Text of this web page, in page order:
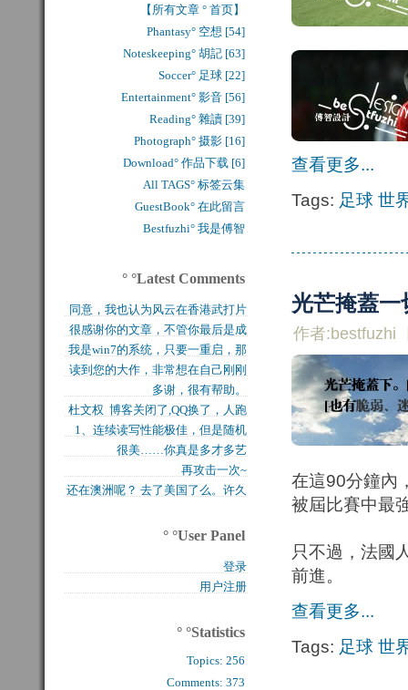
查看更多...
Tags: 足球 世
光芒掩蓋一
作者:bestfuzhi
在這90分鐘內
被屆比賽中最
只不過，法國
前進。
查看更多...
Tags: 足球 世
【所有文章 ° 首页】
Phantasy° 空想 [54]
Noteskeeping° 胡記 [63]
Soccer° 足球 [22]
Entertainment° 影音 [56]
Reading° 雜讀 [39]
Photograph° 摄影 [16]
Download° 作品下载 [6]
All TAGS° 标签云集
GuestBook° 在此留言
Bestfuzhi° 我是傅智
° °Latest Comments
同意，我也认为风云在香港武打片
历史上是绝无仅有的，...
很感谢你的文章，不管你最后是成
功还是失败，能让后来...
我是win7的系统，只要一重启，那
块MFT盘就无法...
读到您的大作，非常想在自己刚刚
买的固态硬盘上试试，...
多谢，很有帮助。
杜文权 博客关闭了,QQ换了，人跑
了 新的QQ...
1、连续读写性能极佳，但是随机
写入性能极差（这对于...
很美……你真是多才多艺
再攻击一次~
还在澳洲呢？ 去了美国了么。许久
° °User Panel
登录
用户注册
° °Statistics
Topics:256
Comments: 373